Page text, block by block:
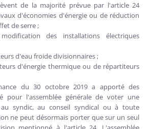
de la majorité prévue par l'article 24
d'économies d'énergie ou de réduction
de serre ;
des installations électriques
d'eau froide divisionnaires ;
d'énergie thermique ou de répartiteurs
du 30 octobre 2019 a apporté des
pour l'assemblée générale de voter une
syndic, au conseil syndical ou à toute
ne peut désormais porter que sur un seul